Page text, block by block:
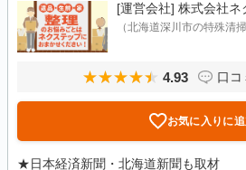
[運営会社] 株式会社ネ
（北海道深川市の特殊清掃
4.93 口コ
お気に入りに
★日本経済新聞・北海道新聞も取材